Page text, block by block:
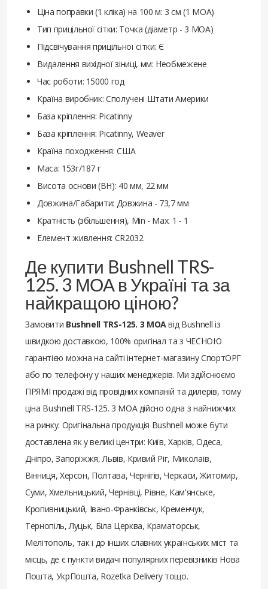
Ціна поправки (1 кліка) на 100 м: 3 см (1 MOA)
Тип прицільної сітки: Точка (діаметр - 3 MOA)
Підсвічування прицільної сітки: Є
Видалення вихідної зіниці, мм: Необмежене
Час роботи: 15000 год
Країна виробник: Сполучені Штати Америки
База кріплення: Picatinny
База кріплення: Picatinny, Weaver
Країна походження: США
Маса: 153г/187 г
Висота основи (BH): 40 мм, 22 мм
Довжина/Габарити: Довжина - 73,7 мм
Кратність (збільшення), Min - Max: 1 - 1
Елемент живлення: CR2032
Де купити Bushnell TRS-
125. 3 МОА в Україні та за
найкращою ціною?
Замовити Bushnell TRS-125. 3 МОАвід Bushnell із
швидкою доставкою, 100% оригінал та з ЧЕСНОЮ
гарантією можна на сайті інтернет-магазину СпортОРГ
або по телефону у наших менеджерів. Ми здійснюємо
ПРЯМІ продажі від провідних компаній та дилерів, тому
ціна Bushnell TRS-125. 3 МОА дійсно одна з найнижчих
на ринку. Оригінальна продукція Bushnell може бути
доставлена ​​як у великі центри: Київ, Харків, Одеса,
Дніпро, Запоріжжя, Львів, Кривий Ріг, Миколаїв,
Вінниця, Херсон, Полтава, Чернігів, Черкаси, Житомир,
Суми, Хмельницький, Чернівці, Рівне, Кам'янське,
Кропивницький, Івано-Франківськ, Кременчук,
Тернопіль, Луцьк, Біла Церква, Краматорськ,
Мелітополь, так і до інших славних українських міст та
місць, де є пункти видачі популярних перевізників Нова
Пошта, УкрПошта, Rozetka Delivery тощо.